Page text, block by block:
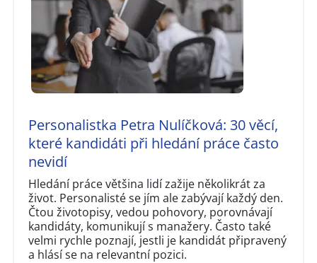
Personalistka Petra Nulíčková: 30 věcí,
které kandidáti při hledání práce často
nevidí
Hledání práce většina lidí zažije několikrát za
život. Personalisté se jím ale zabývají každý den.
Čtou životopisy, vedou pohovory, porovnávají
kandidáty, komunikují s manažery. Často také
velmi rychle poznají, jestli je kandidát připravený
a hlásí se na relevantní pozici.